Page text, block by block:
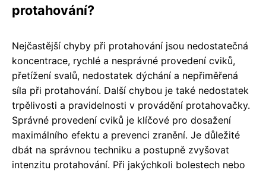
protahování?
Nejčastější chyby při protahování jsou nedostatečná
koncentrace, rychlé a nesprávné provedení cviků,
přetížení svalů, nedostatek dýchání a nepřiměřená
síla při protahování. Další chybou je také nedostatek
trpělivosti a pravidelnosti v provádění protahovačky.
Správné provedení cviků je klíčové pro dosažení
maximálního efektu a prevenci zranění. Je důležité
dbát na správnou techniku a postupně zvyšovat
intenzitu protahování. Při jakýchkoli bolestech nebo